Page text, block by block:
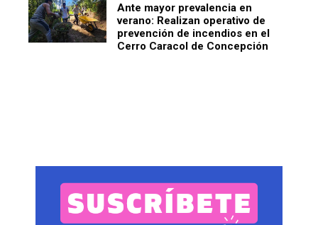
Ante mayor prevalencia en
verano: Realizan operativo de
prevención de incendios en el
Cerro Caracol de Concepción